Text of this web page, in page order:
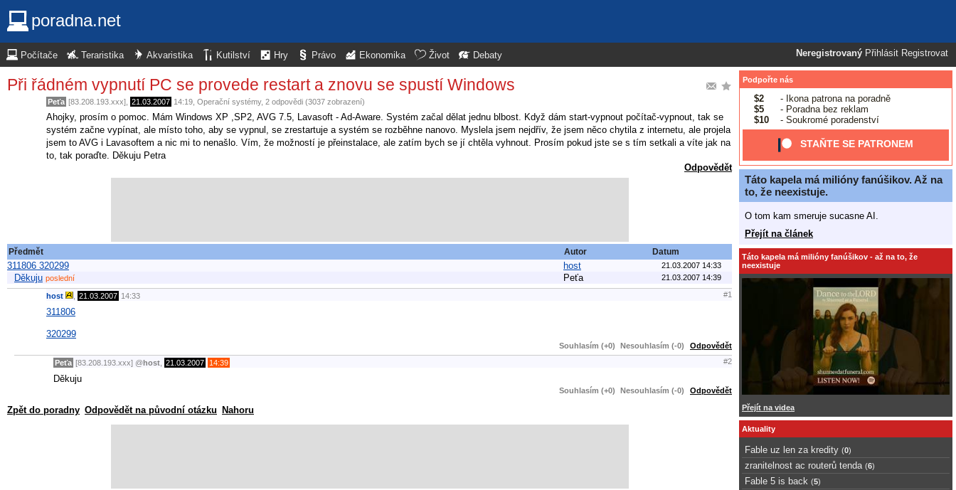
poradna.net
Neregistrovaný Přihlásit Registrovat
Počítače Teraristika Akvaristika Kutilství Hry Právo Ekonomika Život Debaty
Při řádném vypnutí PC se provede restart a znovu se spustí Windows
Peťa [83.208.193.xxx], 21.03.2007 14:19 Operační systémy, 2 odpovědi (3037 zobrazení)
Ahojky, prosím o pomoc. Mám Windows XP ,SP2, AVG 7.5, Lavasoft - Ad-Aware. Systém začal dělat jednu blbost. Když dám start-vypnout počítač-vypnout, tak se
systém začne vypínat, ale místo toho, aby se vypnul, se zrestartuje a systém se rozběhne nanovo. Myslela jsem nejdřív, že jsem něco chytila z internetu, ale projela
jsem to AVG i Lavasoftem a nic mi to nenašlo. Vím, že možností je přeinstalace, ale zatím bych se jí chtěla vyhnout. Prosím pokud jste se s tím setkali a víte jak na
to, tak poraďte. Děkuju Petra
Odpovědět
Předmět Autor Datum
311806 320299 host 21.03.2007 14:33
Děkuju poslední Peťa 21.03.2007 14:39
host 21.03.2007 14:33 #1
311806
320299
Souhlasím (+0) Nesouhlasím (-0) Odpovědět
Peťa [83.208.193.xxx] @host 21.03.2007 14:39 #2
Děkuju
Souhlasím (+0) Nesouhlasím (-0) Odpovědět
Zpět do poradny Odpovědět na původní otázku Nahoru
Podpořte nás
$2
- Ikona patrona na poradně
$5
- Poradna bez reklam
$10
- Soukromé poradenství
STAŇTE SE PATRONEM
Táto kapela má milióny fanúšikov. Až na
to, že neexistuje.
O tom kam smeruje sucasne AI.
Přejít na článek
Táto kapela má milióny fanúšikov - až na to, že
neexistuje
Přejít na videa
Aktuality
Fable uz len za kredity (0)
zranitelnost ac routerů tenda (6)
Fable 5 is back (5)